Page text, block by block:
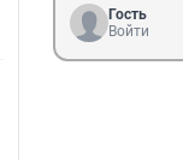
Гость
Войти